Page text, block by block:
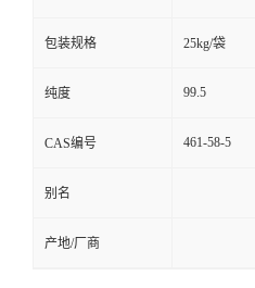
包装规格 25kg/袋
纯度 99.5
CAS编号 461-58-5
别名
产地/厂商